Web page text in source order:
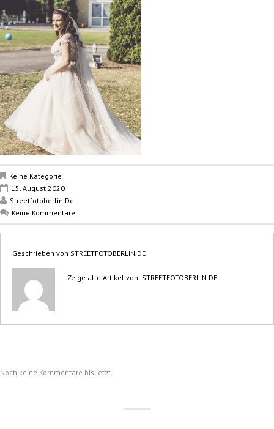
Keine Kategorie
15. August 2020
Streetfotoberlin.de
Keine Kommentare
Geschrieben von STREETFOTOBERLIN.DE
Zeige alle Artikel von: STREETFOTOBERLIN.DE
Noch keine Kommentare bis jetzt